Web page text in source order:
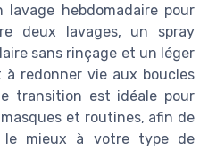
hebdomadaire pour
deux lavages, un spray
sans rinçage et un léger
redonner vie aux boucles
transition est idéale pour
et routines, afin de
mieux à votre type de